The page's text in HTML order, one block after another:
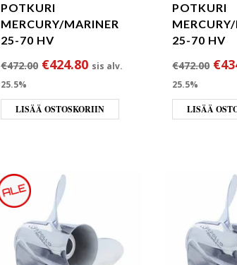
POTKURI
MERCURY/MARINER
25-70 HV
€472.00 Alkuperäinen hinta oli: €472.00.
€424.80Nykyinen hinta on:
sis alv.
25.5%
LISÄÄ OSTOSKORIIN
POTKURI
25-70 HV
€472.00 €
25.5%
LISÄÄ